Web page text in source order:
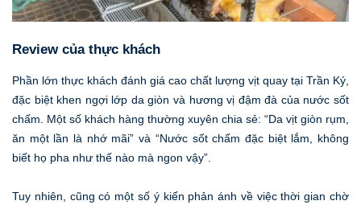
Review của thực khách
Phần lớn thực khách đánh giá cao chất lượng vịt quay tại Trần Ký,
đặc biệt khen ngợi lớp da giòn và hương vị đậm đà của nước sốt
chấm. Một số khách hàng thường xuyên chia sẻ: “Da vịt giòn rụm,
ăn một lần là nhớ mãi” và “Nước sốt chấm đặc biệt lắm, không
biết họ pha như thế nào mà ngon vậy”.
Tuy nhiên, cũng có một số ý kiến phản ánh về việc thời gian chờ